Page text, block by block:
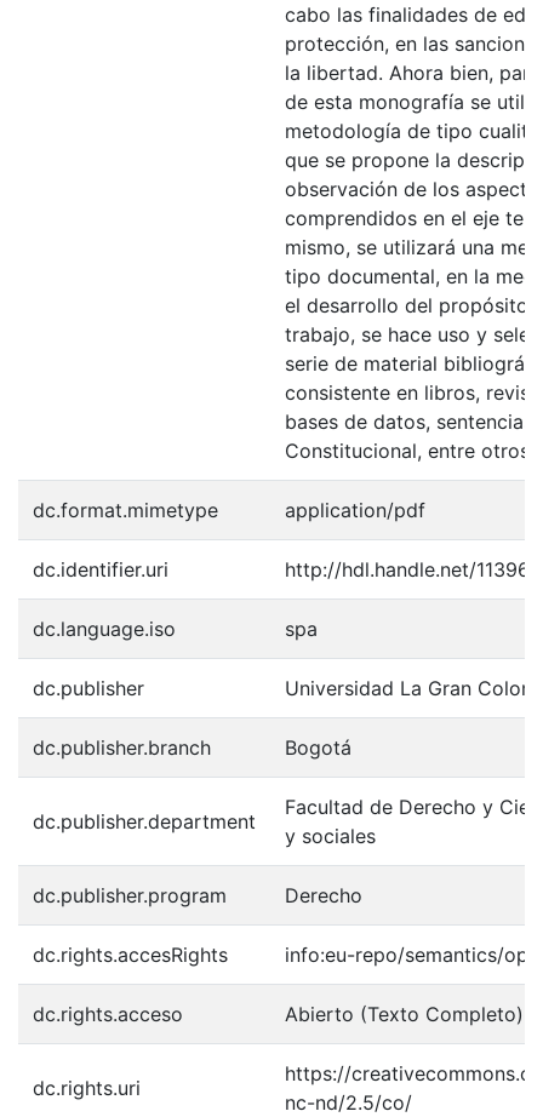
cabo las finalidades de
protección, en las
la libertad. Ahora bien,
de esta monografía se
metodología de tipo
que se propone la
observación de los
comprendidos en el eje
mismo, se utilizará una
tipo documental, en la
el desarrollo del propósito
trabajo, se hace uso y
serie de material
consistente en libros,
bases de datos, sentencias
Constitucional, entre otros
dc.format.mimetype application/pdf
dc.identifier.uri http://hdl.handle.net/
dc.language.iso spa
dc.publisher Universidad La Gran
dc.publisher.branch Bogotá
dc.publisher.department
Facultad de Derecho y
y sociales
dc.publisher.program Derecho
dc.rights.accesRights info:eu-repo/semantics/
dc.rights.acceso Abierto (Texto Completo)
dc.rights.uri
https://
nc-nd/2.5/co/